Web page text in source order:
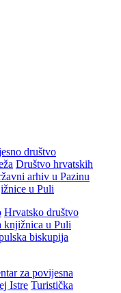
društvo
Društvo hrvatskih
arhiv u Pazinu
u Puli
Hrvatsko društvo
knjižnica u Puli
biskupija
za povijesna
Istre Turistička